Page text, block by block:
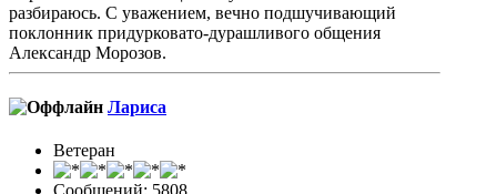
разбираюсь. С уважением, вечно подшучивающий
поклонник придурковато-дурашливого общения
Александр Морозов.
Лариса
Ветеран
Сообщений: 5808